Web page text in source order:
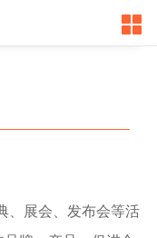
、展会、发布会等活